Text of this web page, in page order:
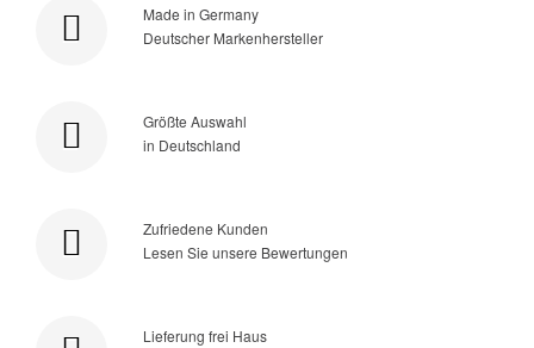
Made in Germany
Deutscher Markenhersteller
Größte Auswahl
in Deutschland
Zufriedene Kunden
Lesen Sie unsere Bewertungen
Lieferung frei Haus